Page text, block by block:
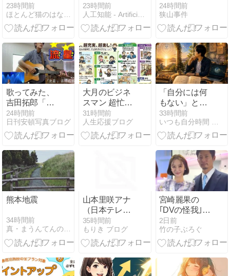
23時間前
ほとんど猫のはなし・・・
門学校の現実
23時間前
人工知能 - Artificial Intelligence
たち」
24時間前
狭山事件
歌ってみた、
吉田拓郎「流
星」、弾き語
りです
24時間前
日刊安頓写真ブログ
大月のビジネ
スマン 超忙し
超充実 超楽し
31時間前
人生応援ブログ
「自分には何
もない」とい
う錯覚を手放
す。発信とい
う舞台に立つ
33時間前
いつも自分時間 Geminiと日常
熊本地震
34時間前
真・まうんてんの宿屋
山本里咲アナ
（日本テレ
ビ）｜プロフ
ィールや学
歴！ミス國學
演番組まとめ
35時間前
もりき ブログ
宮崎麗果の
｢DVの怪我｣
夫・黒木啓司
の逮捕で始ま
る｢夫婦の闘
2日前
竹の子ぶろぐ